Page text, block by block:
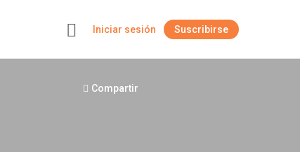
Iniciar sesión Suscribirse
Compartir